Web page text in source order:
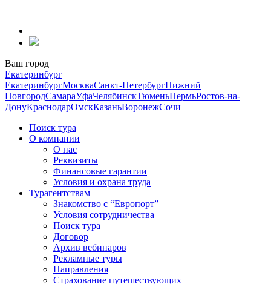
содержанию
Ваш город
Екатеринбург
ЕкатеринбургМоскваСанкт-ПетербургНижний
НовгородСамараУфаЧелябинскТюменьПермьРостов-на-
ДонуКраснодарОмскКазаньВоронежСочи
Поиск тура
О компании
О нас
Реквизиты
Финансовые гарантии
Условия и охрана труда
Турагентствам
Знакомство с “Европорт”
Условия сотрудничества
Поиск тура
Договор
Архив вебинаров
Рекламные туры
Направления
Страхование путешествующих